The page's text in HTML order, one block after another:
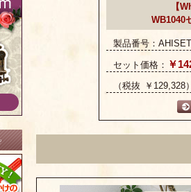
【
WB1040
製品番号：
セット価格： ￥
（税抜 ￥129,328